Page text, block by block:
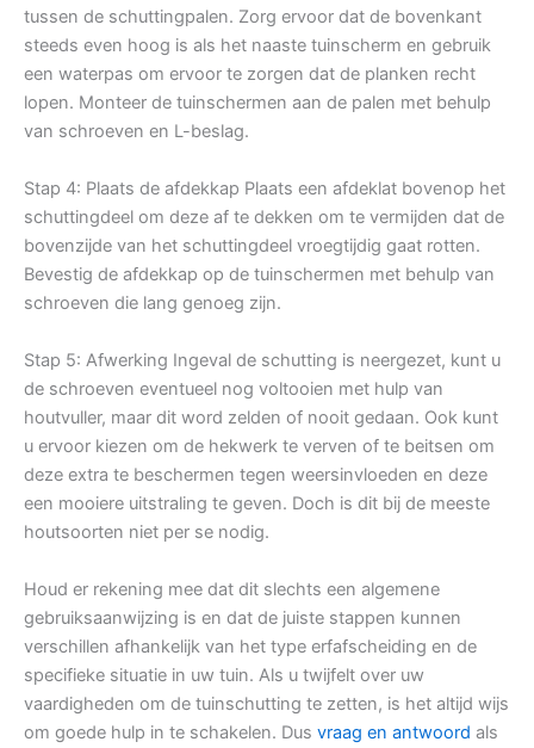
tussen de schuttingpalen. Zorg ervoor dat de bovenkant
steeds even hoog is als het naaste tuinscherm en gebruik
een waterpas om ervoor te zorgen dat de planken recht
lopen. Monteer de tuinschermen aan de palen met behulp
van schroeven en L-beslag.
Stap 4: Plaats de afdekkap Plaats een afdeklat bovenop het
schuttingdeel om deze af te dekken om te vermijden dat de
bovenzijde van het schuttingdeel vroegtijdig gaat rotten.
Bevestig de afdekkap op de tuinschermen met behulp van
schroeven die lang genoeg zijn.
Stap 5: Afwerking Ingeval de schutting is neergezet, kunt u
de schroeven eventueel nog voltooien met hulp van
houtvuller, maar dit word zelden of nooit gedaan. Ook kunt
u ervoor kiezen om de hekwerk te verven of te beitsen om
deze extra te beschermen tegen weersinvloeden en deze
een mooiere uitstraling te geven. Doch is dit bij de meeste
houtsoorten niet per se nodig.
Houd er rekening mee dat dit slechts een algemene
gebruiksaanwijzing is en dat de juiste stappen kunnen
verschillen afhankelijk van het type erfafscheiding en de
specifieke situatie in uw tuin. Als u twijfelt over uw
vaardigheden om de tuinschutting te zetten, is het altijd wijs
om goede hulp in te schakelen. Dus vraag en antwoord als